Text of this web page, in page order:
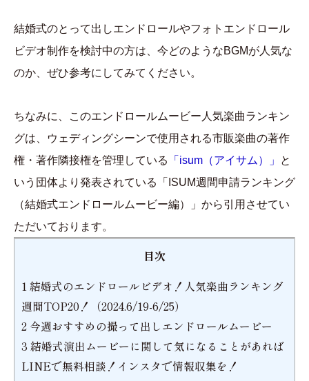
結婚式のとって出しエンドロールやフォトエンドロール
ビデオ制作を検討中の方は、今どのようなBGMが人気な
のか、ぜひ参考にしてみてください。
ちなみに、このエンドロールムービー人気楽曲ランキン
グは、ウェディングシーンで使用される市販楽曲の著作
権・著作隣接権を管理している
「isum（アイサム）」
と
いう団体より発表されている「ISUM週間申請ランキング
（結婚式エンドロールムービー編）」から引用させてい
ただいております。
目次
1結婚式のエンドロールビデオ！人気楽曲ランキング
週間TOP20！（2024.6/19-6/25）
2 今週おすすめの撮って出しエンドロールムービー
3 結婚式演出ムービーに関して気になることがあれば
LINEで無料相談！インスタで情報収集を！